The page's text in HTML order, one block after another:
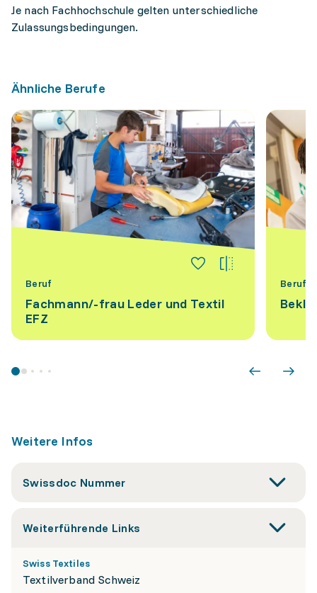
Je nach Fachhochschule gelten unterschiedliche
Zulassungsbedingungen.
Ähnliche Berufe
Beruf
Fachmann/-frau Leder und Textil
EFZ
Beruf
Weitere Infos
Swissdoc Nummer
Weiterführende Links
Swiss Textiles
Textilverband Schweiz